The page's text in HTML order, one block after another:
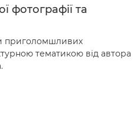
фотографії та
приголомшливих
тематикою від автора